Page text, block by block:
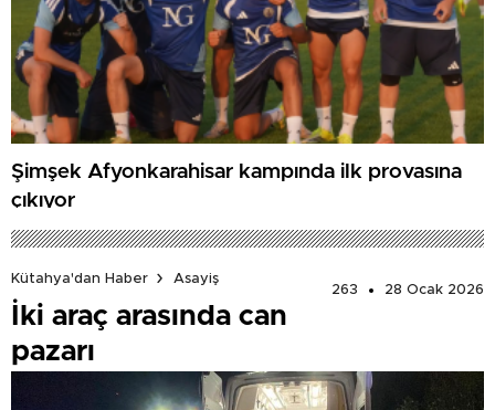
Şimşek Afyonkarahisar kampında ilk provasına
çıkıyor
Kütahya'dan Haber
Asayiş
263
28 Ocak 2026
İki araç arasında can
pazarı